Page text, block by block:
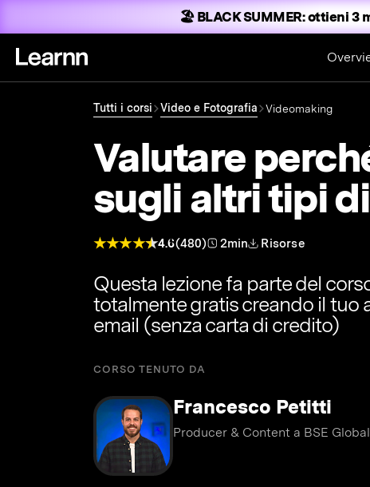
🏖️ BLACK SUMMER:ottieni 3
Tutti i corsi Video e Fotografia Videomaking
Valutare
sugli altri tipi
4.6(480) 2min Risorse
Questa lezione fa parte del
totalmente gratis creando il tuo
email (senza carta di credito)
CORSO TENUTO DA
Francesco Petitti
Producer & Content a BSE